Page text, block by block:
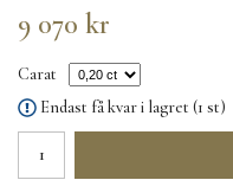
9 070 kr
Carat
Endast få kvar i lagret (1 st)